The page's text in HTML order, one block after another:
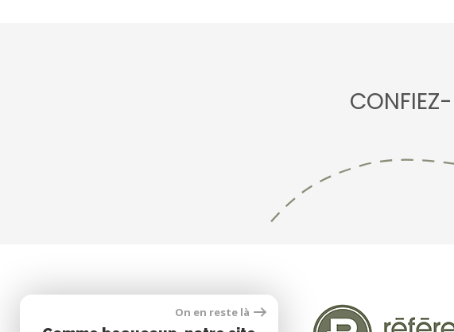
On en reste là